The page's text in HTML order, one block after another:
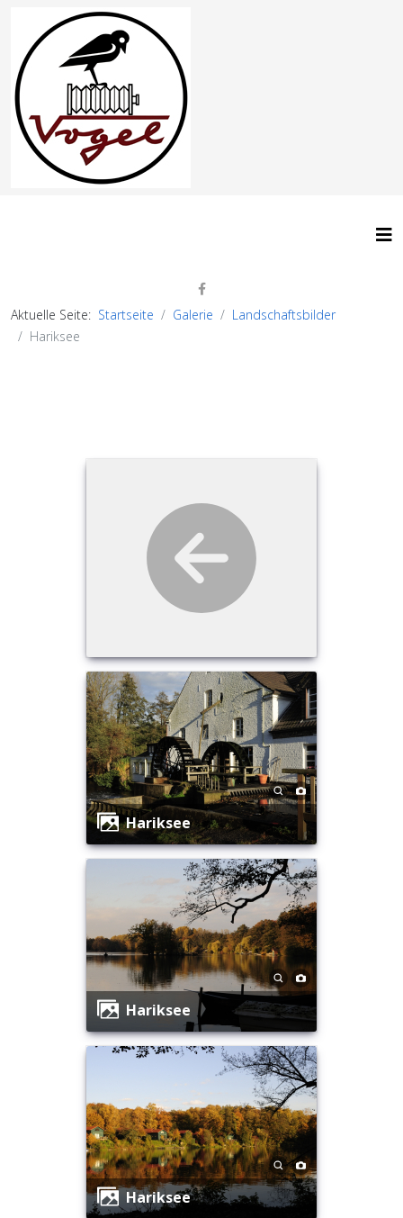
Aktuelle Seite: Startseite Galerie
Landschaftsbilder
Hariksee
Hariksee
Hariksee
Hariksee